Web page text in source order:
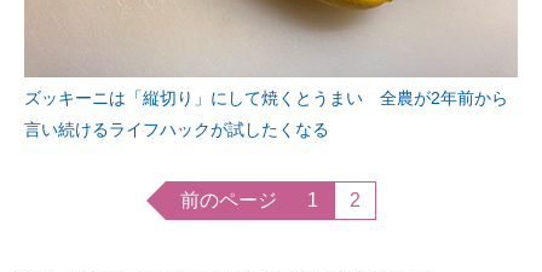
ズッキーニは「縦切り」にして焼くとうまい 全農が2年前から
言い続けるライフハックが試したくなる
前のページ 1 2